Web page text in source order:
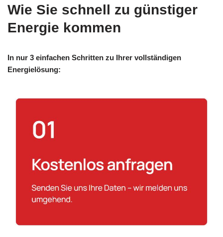
Wie Sie schnell zu günstiger
Energie kommen
In nur 3 einfachen Schritten zu Ihrer vollständigen
Energielösung: